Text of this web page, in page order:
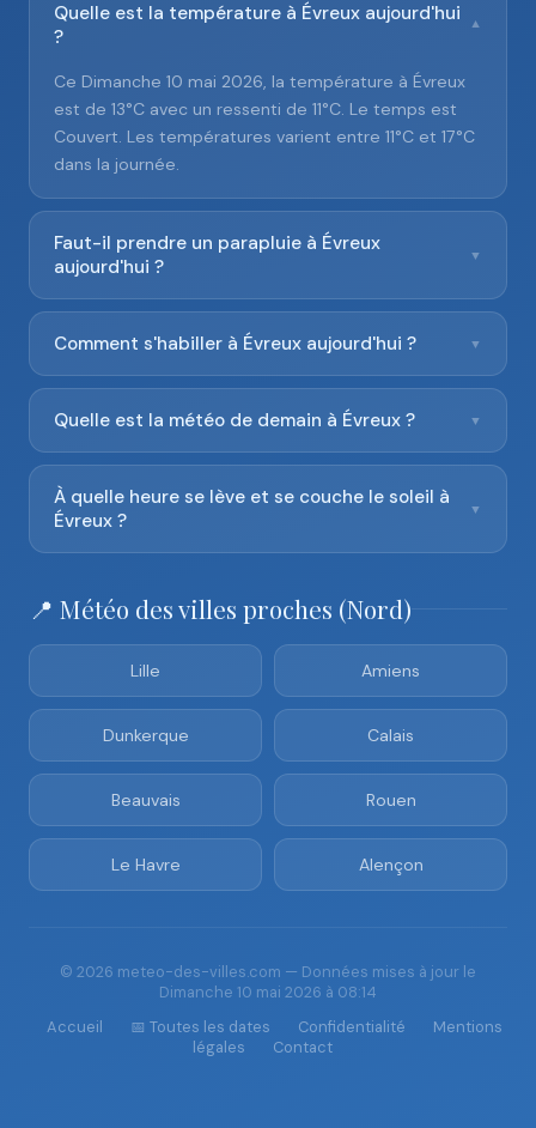
Quelle est la température à Évreux aujourd'hui
?
▼
Ce Dimanche 10 mai 2026, la température à Évreux
est de 13°C avec un ressenti de 11°C. Le temps est
Couvert. Les températures varient entre 11°C et 17°C
dans la journée.
Faut-il prendre un parapluie à Évreux
aujourd'hui ?
▼
Comment s'habiller à Évreux aujourd'hui ? ▼
Quelle est la météo de demain à Évreux ? ▼
À quelle heure se lève et se couche le soleil à
Évreux ?
▼
📍 Météo des villes proches (Nord)
Lille Amiens
Dunkerque Calais
Beauvais Rouen
Le Havre Alençon
© 2026 meteo-des-villes.com — Données mises à jour le
Dimanche 10 mai 2026 à 08:14
Accueil
📅 Toutes les dates Confidentialité
Mentions
légales
Contact